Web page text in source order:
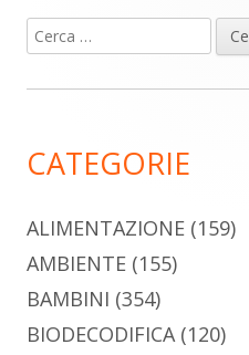
Barra
laterale
Ricerca
per:
CATEGORIE
ALIMENTAZIONE (159)
AMBIENTE (155)
BAMBINI (354)
BIODECODIFICA(120)